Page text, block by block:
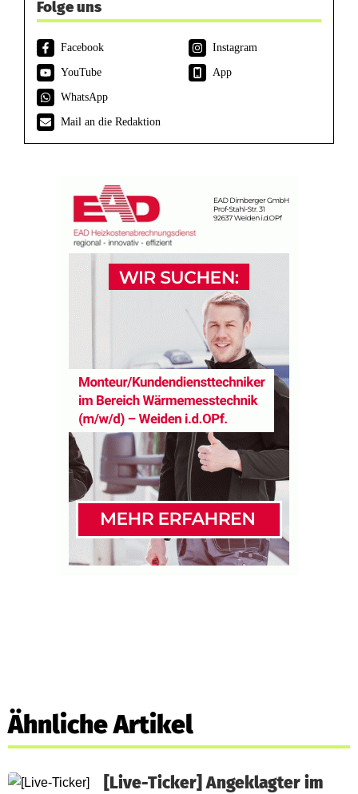
Folge uns
Facebook
Instagram
YouTube
App
WhatsApp
Mail an die Redaktion
Ähnliche Artikel
[Live-Ticker] Angeklagter im